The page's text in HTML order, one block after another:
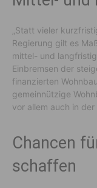
„Statt vieler
Regierung gilt es
mittel- und
Einbremsen der
finanzierten
gemeinnützige
vor allem auch in
Chancen
schaffen